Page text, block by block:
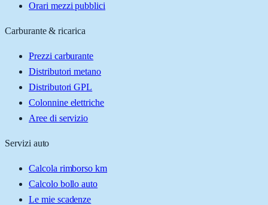
Orari mezzi pubblici
Carburante & ricarica
Prezzi carburante
Distributori metano
Distributori GPL
Colonnine elettriche
Aree di servizio
Servizi auto
Calcola rimborso km
Calcolo bollo auto
Le mie scadenze